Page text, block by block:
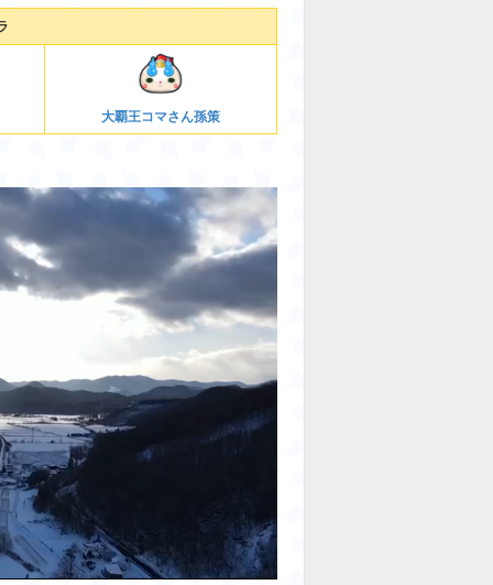
大覇王コマさん孫策